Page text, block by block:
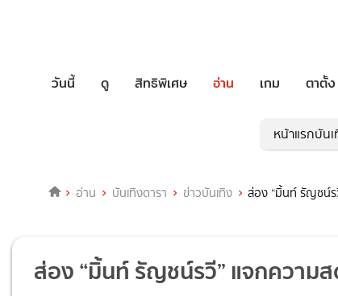
วันนี้ ดู สิทธิพิเศษ อ่าน เกม ตาตั้ง
หน้าแรกบัน
อ่าน บันเทิงดารา ข่าวบันเทิง ส่อง “มิ้นท์ รัญชน์ร
ส่อง “มิ้นท์ รัญชน์รวี” แจกความ